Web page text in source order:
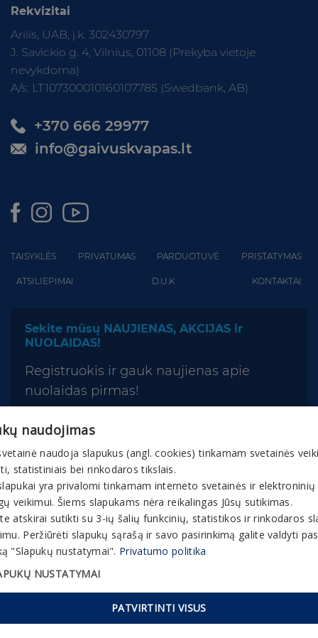
Rekvizitai
Arilis, UAB, į.k. 302430797
J. Savickio g. 4, Vilnius, 01108 (Prekyba vietoje
nevykdoma)
A/s: LT107300010160107785 (Swedbank, AB)
+370 666 29977
info@gaivuskvapas.lt
TAISYKLĖS PRIVATUMAS PARDUOTUVĖ PRISTATYMAS
ATSILIEPIMAI D.U.K KONTAKTAI
Sekite mūsų NAUJIENAS, AKCIJAS ir
NUOLAIDAS!
Registruokis ir gauk naujienas apie
nuolaidas pirmas!
© 2026 Gaivuskvapas.lt Interneto tinklapio turinys,
įskaitant jo tekstą, vaizdinę medžiagą, grafinį
apipavidalinimą, prekių ženklus ir kt., yra bendrovės
ir partnerių nuosavybė. Interneto tinklapyje esančią
medžiagą, informaciją ir bet kokią intelektinę
naudojimas
naudoja slapukus (angl. cookies) tinkamam svetainės
statistiniais bei rinkodaros tikslais.
yra privalomi tinkamam interneto svetainės ir elektroninių
veikimui. Šiems slapukams nėra reikalingas Jūsų sutikimas.
atskirai sutikti su 3-ių šalių funkcinių, statistikos ir rinkodaros
Peržiūrėti slapukų sąrašą ir savo pasirinkimą galite valdyti
"Slapukų nustatymai". Privatumo politika
NUSTATYMAI
PATVIRTINTI VISUS